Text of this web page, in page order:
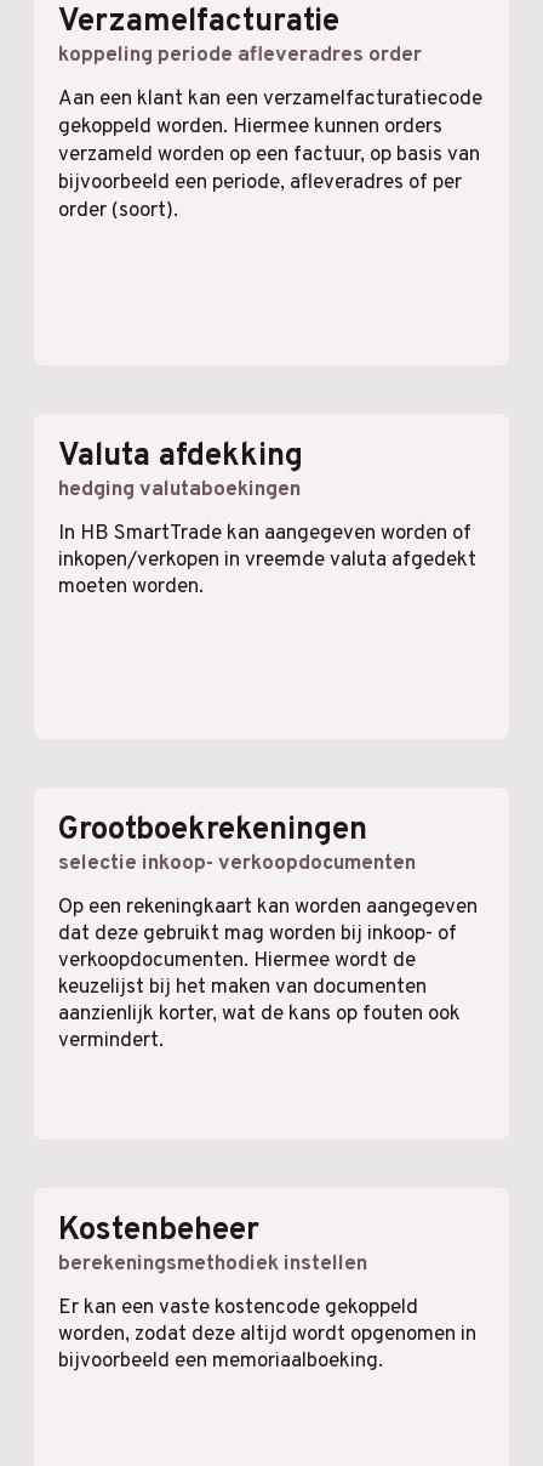
Verzamelfacturatie
koppeling periode afleveradres order
Aan een klant kan een verzamelfacturatiecode
gekoppeld worden. Hiermee kunnen orders
verzameld worden op een factuur, op basis van
bijvoorbeeld een periode, afleveradres of per
order (soort).
Valuta afdekking
hedging valutaboekingen
In HB SmartTrade kan aangegeven worden of
inkopen/verkopen in vreemde valuta afgedekt
moeten worden.
Grootboekrekeningen
selectie inkoop- verkoopdocumenten
Op een rekeningkaart kan worden aangegeven
dat deze gebruikt mag worden bij inkoop- of
verkoopdocumenten. Hiermee wordt de
keuzelijst bij het maken van documenten
aanzienlijk korter, wat de kans op fouten ook
vermindert.
Kostenbeheer
berekeningsmethodiek instellen
Er kan een vaste kostencode gekoppeld
worden, zodat deze altijd wordt opgenomen in
bijvoorbeeld een memoriaalboeking.